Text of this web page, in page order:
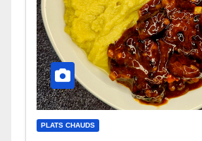
PLATS CHAUDS